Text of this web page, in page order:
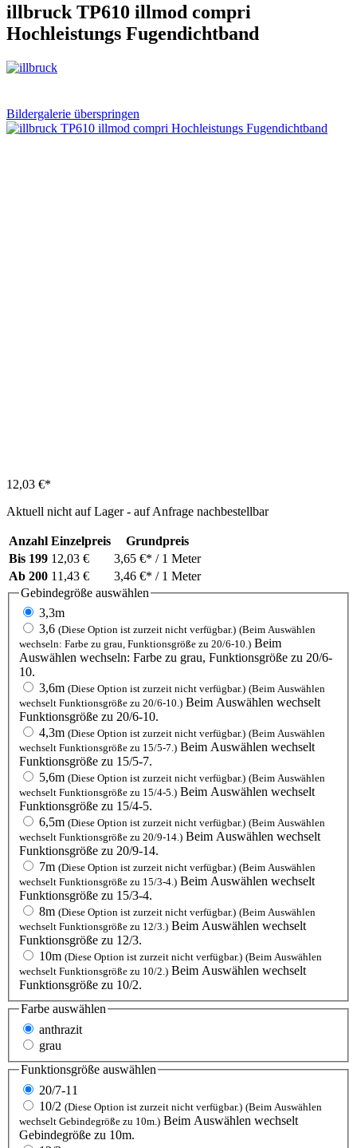
illbruck TP610 illmod compri
Hochleistungs Fugendichtband
Bildergalerie überspringen
12,03 €*
Aktuell nicht auf Lager - auf Anfrage nachbestellbar
Anzahl Einzelpreis
Grundpreis
Bis 199 12,03 € 3,65 €* / 1 Meter
Ab 200 11,43 € 3,46 €* / 1 Meter
Gebindegröße auswählen
3,3m
3,6 (Diese Option ist zurzeit nicht verfügbar.) (Beim Auswählen
wechseln: Farbe zu grau, Funktionsgröße zu 20/6-10.) Beim
Auswählen wechseln: Farbe zu grau, Funktionsgröße zu 20/6-
10.
3,6m (Diese Option ist zurzeit nicht verfügbar.) (Beim Auswählen
wechselt Funktionsgröße zu 20/6-10.) Beim Auswählen wechselt
Funktionsgröße zu 20/6-10.
4,3m (Diese Option ist zurzeit nicht verfügbar.) (Beim Auswählen
wechselt Funktionsgröße zu 15/5-7.) Beim Auswählen wechselt
Funktionsgröße zu 15/5-7.
5,6m (Diese Option ist zurzeit nicht verfügbar.) (Beim Auswählen
wechselt Funktionsgröße zu 15/4-5.) Beim Auswählen wechselt
Funktionsgröße zu 15/4-5.
6,5m (Diese Option ist zurzeit nicht verfügbar.) (Beim Auswählen
wechselt Funktionsgröße zu 20/9-14.) Beim Auswählen wechselt
Funktionsgröße zu 20/9-14.
7m (Diese Option ist zurzeit nicht verfügbar.) (Beim Auswählen
wechselt Funktionsgröße zu 15/3-4.) Beim Auswählen wechselt
Funktionsgröße zu 15/3-4.
8m (Diese Option ist zurzeit nicht verfügbar.) (Beim Auswählen
wechselt Funktionsgröße zu 12/3.) Beim Auswählen wechselt
Funktionsgröße zu 12/3.
10m (Diese Option ist zurzeit nicht verfügbar.) (Beim Auswählen
wechselt Funktionsgröße zu 10/2.) Beim Auswählen wechselt
Funktionsgröße zu 10/2.
Farbe auswählen
anthrazit
grau
Funktionsgröße auswählen
20/7-11
10/2 (Diese Option ist zurzeit nicht verfügbar.) (Beim Auswählen
wechselt Gebindegröße zu 10m.) Beim Auswählen wechselt
Gebindegröße zu 10m.